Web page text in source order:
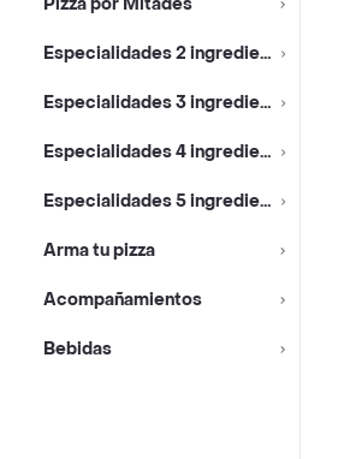
Especialidades 2 ingredientes
Especialidades 3 ingredientes
Especialidades 4 ingredientes
Especialidades 5 ingredientes
Arma tu pizza
Acompañamientos
Bebidas